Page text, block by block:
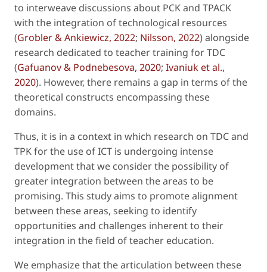
to interweave discussions about PCK and TPACK
with the integration of technological resources
(Grobler & Ankiewicz, 2022; Nilsson, 2022) alongside
research dedicated to teacher training for TDC
(Gafuanov & Podnebesova, 2020; Ivaniuk et al.,
2020). However, there remains a gap in terms of the
theoretical constructs encompassing these
domains.
Thus, it is in a context in which research on TDC and
TPK for the use of ICT is undergoing intense
development that we consider the possibility of
greater integration between the areas to be
promising. This study aims to promote alignment
between these areas, seeking to identify
opportunities and challenges inherent to their
integration in the field of teacher education.
We emphasize that the articulation between these